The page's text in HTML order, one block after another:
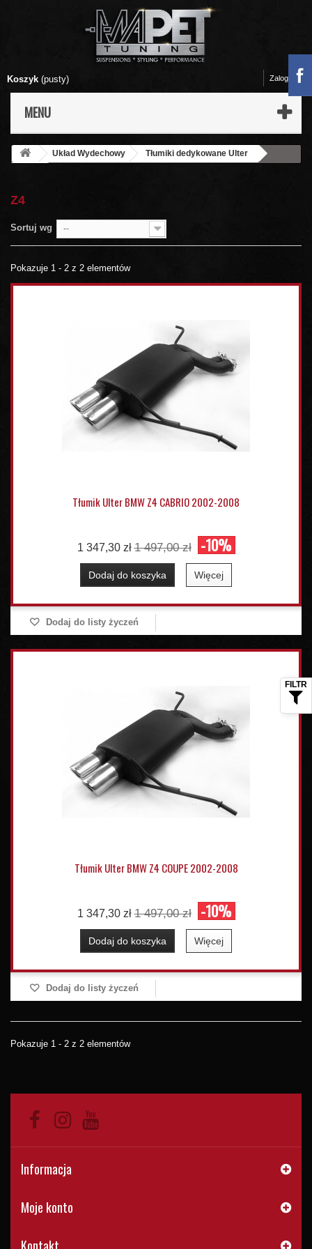
Koszyk (pusty)
MENU
Zaloguj się
Układ Wydechowy
Tłumiki dedykowane Ulter
Z4
Sortuj wg --
Pokazuje 1 - 2 z 2 elementów
Tłumik Ulter BMW Z4 CABRIO 2002-2008
1 347,30 zł 1 497,00 zł -10%
Dodaj do koszyka Więcej
Dodaj do listy życzeń
Tłumik Ulter BMW Z4 COUPE 2002-2008
1 347,30 zł 1 497,00 zł -10%
Dodaj do koszyka Więcej
Dodaj do listy życzeń
Pokazuje 1 - 2 z 2 elementów
Informacja
Moje konto